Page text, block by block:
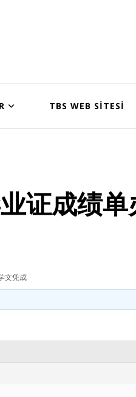
TBS WEB SİTESİ
证成绩
文凭成